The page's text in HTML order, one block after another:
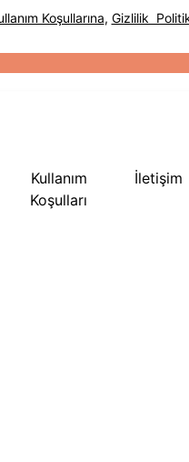
Kullanım
Koşulları
İletişim